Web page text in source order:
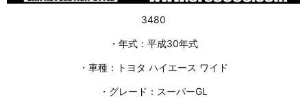
3480
・年式：平成30年式
・車種：トヨタ ハイエース ワイド
・グレード：スーパーGL